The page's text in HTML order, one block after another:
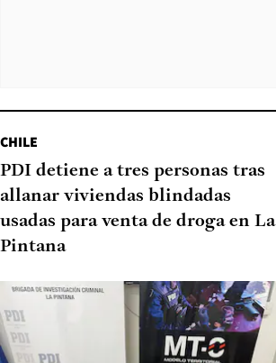
CHILE
PDI detiene a tres personas tras
allanar viviendas blindadas
usadas para venta de droga en La
Pintana